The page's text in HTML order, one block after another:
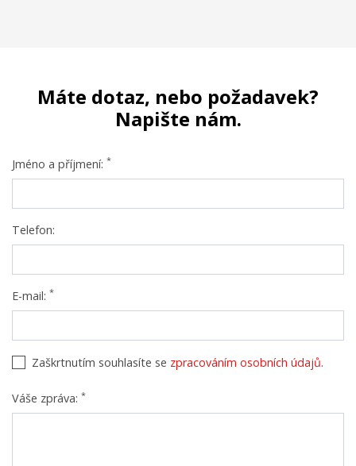
Máte dotaz, nebo požadavek?
Napište nám.
Jméno a příjmení: *
Telefon:
E-mail: *
Zaškrtnutím souhlasíte se zpracováním osobních údajů.
Váše zpráva: *